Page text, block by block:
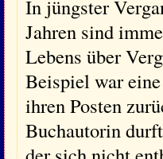
In jüngster
Jahren sind
Lebens über
Beispiel war
ihren Posten
Buchautorin